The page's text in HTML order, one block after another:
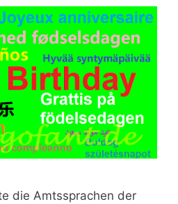
die Amtssprachen der